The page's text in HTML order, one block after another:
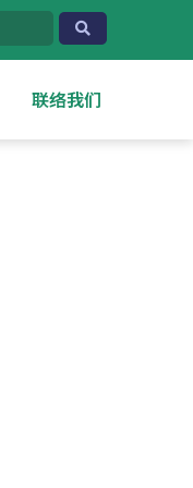
联络我们